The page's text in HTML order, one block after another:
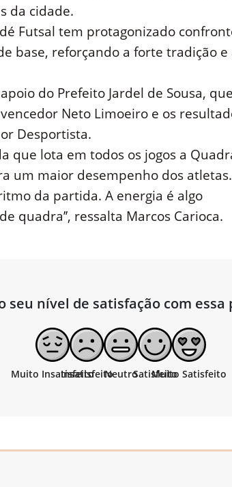
da cidade.
Futsal tem protagonizado
base, reforçando a forte tradição e
do Prefeito Jardel de Sousa,
Neto Limoeiro e os
Desportista.
lota em todos os jogos a
maior desempenho dos atletas.
da partida. A energia é algo
ressalta Marcos Carioca.
seu nível de satisfação com essa